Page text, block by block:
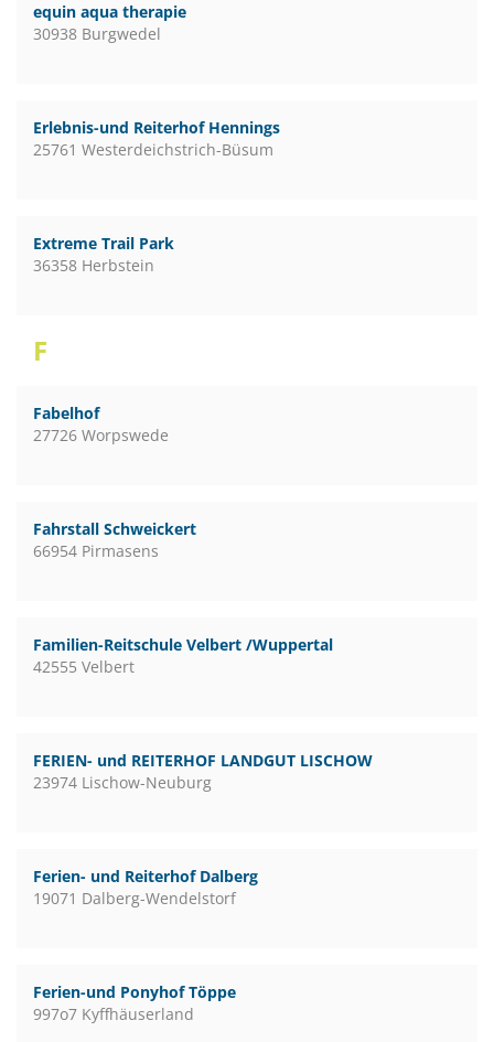
equin aqua therapie
30938 Burgwedel
Erlebnis-und Reiterhof Hennings
25761 Westerdeichstrich-Büsum
Extreme Trail Park
36358 Herbstein
F
Fabelhof
27726 Worpswede
Fahrstall Schweickert
66954 Pirmasens
Familien-Reitschule Velbert /Wuppertal
42555 Velbert
FERIEN- und REITERHOF LANDGUT LISCHOW
23974 Lischow-Neuburg
Ferien- und Reiterhof Dalberg
19071 Dalberg-Wendelstorf
Ferien-und Ponyhof Töppe
997o7 Kyffhäuserland